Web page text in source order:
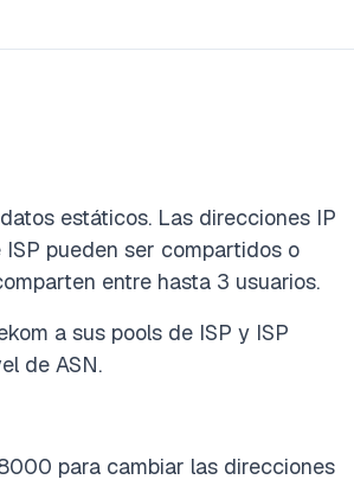
estáticos. Las direcciones IP
pueden ser compartidos o
entre hasta 3 usuarios.
a sus pools de ISP y ISP
de ASN.
para cambiar las direcciones